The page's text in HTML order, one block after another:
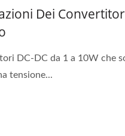
Dei
DC-DC da 1 a 10W che
tensione...